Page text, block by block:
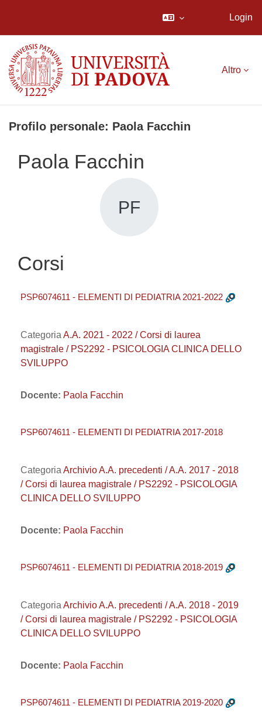
Login
Altro
Profilo personale: Paola Facchin
Paola Facchin
PF
Corsi
PSP6074611 - ELEMENTI DI PEDIATRIA 2021-2022
Categoria A.A. 2021 - 2022 / Corsi di laurea
magistrale / PS2292 - PSICOLOGIA CLINICA DELLO
SVILUPPO
Docente: Paola Facchin
PSP6074611 - ELEMENTI DI PEDIATRIA 2017-2018
Categoria Archivio A.A. precedenti / A.A. 2017 - 2018
/ Corsi di laurea magistrale / PS2292 - PSICOLOGIA
CLINICA DELLO SVILUPPO
Docente: Paola Facchin
PSP6074611 - ELEMENTI DI PEDIATRIA 2018-2019
Categoria Archivio A.A. precedenti / A.A. 2018 - 2019
/ Corsi di laurea magistrale / PS2292 - PSICOLOGIA
CLINICA DELLO SVILUPPO
Docente: Paola Facchin
PSP6074611 - ELEMENTI DI PEDIATRIA 2019-2020